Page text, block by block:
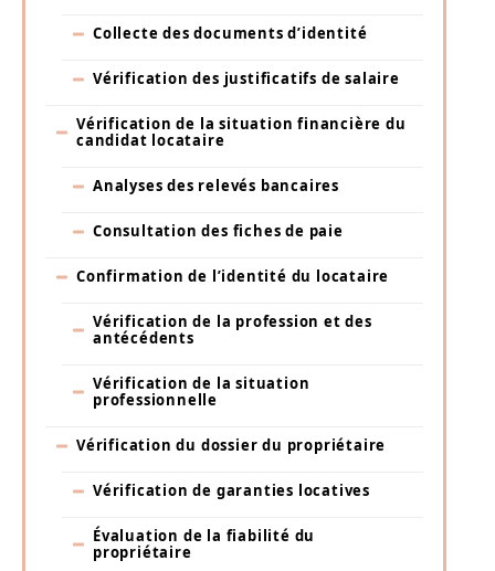
Collecte des documents d’identité
Vérification des justificatifs de salaire
Vérification de la situation financière du
candidat locataire
Analyses des relevés bancaires
Consultation des fiches de paie
Confirmation de l’identité du locataire
Vérification de la profession et des
antécédents
Vérification de la situation
professionnelle
Vérification du dossier du propriétaire
Vérification de garanties locatives
Évaluation de la fiabilité du
propriétaire